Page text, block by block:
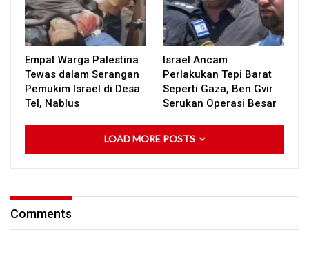
Empat Warga Palestina
Tewas dalam Serangan
Pemukim Israel di Desa
Tel, Nablus
Israel Ancam
Perlakukan Tepi Barat
Seperti Gaza, Ben Gvir
Serukan Operasi Besar
LOAD MORE POSTS
Comments